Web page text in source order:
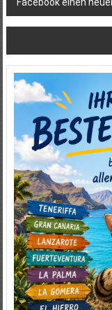
Facebook einen